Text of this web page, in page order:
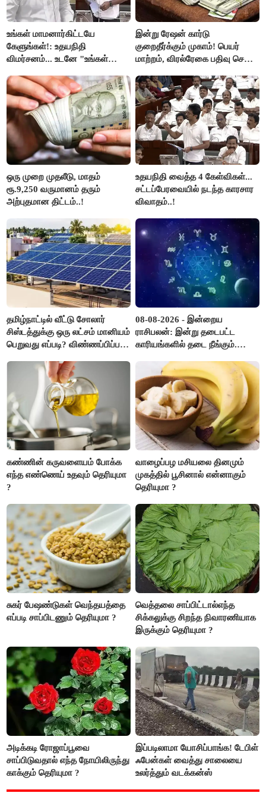
உங்கள் மாமனார்கிட்டயே
கேளுங்கள்!: உதயநிதி
விமர்சனம்... உடனே "உங்கள்
ஆதவ் அர்ஜுனா பதிலடி!
இன்று ரேஷன் கார்டு
குறைதீர்க்கும் முகாம்! பெயர்
மாற்றம், விரல்ரேகை பதிவு செய்ய
ஒரு முறை முதலீடு, மாதம்
ரூ.9,250 வருமானம் தரும்
அற்புதமான திட்டம்..!
உதயநிதி வைத்த 4 கேள்விகள்...
சட்டப்பேரவையில் நடந்த காரசார
விவாதம்..!
தமிழ்நாட்டில் வீட்டு சோலார்
சிஸ்டத்துக்கு ஒரு லட்சம் மானியம்
பெறுவது எப்படி? விண்ணப்பிப்பது
08-08-2026 - இன்றைய
ராசிபலன்: இன்று தடைபட்ட
காரியங்களில் தடை நீங்கும்.
இருக்கும். ஆன்மீக எண்ணம்
அதிகரிக்கும்..!
கண்ணின் கருவளையம் போக்க
எந்த எண்ணெய் உதவும் தெரியுமா
?
வாழைப்பழ மசியலை தினமும்
முகத்தில் பூசினால் என்னாகும்
தெரியுமா ?
சுகர் பேஷண்டுகள் வெந்தயத்தை
எப்படி சாப்பிடணும் தெரியுமா ?
வெத்தலை சாப்பிட்டால்எந்த
சிக்கலுக்கு சிறந்த நிவாரணியாக
இருக்கும் தெரியுமா ?
அடிக்கடி ரோஜாப்பூவை
சாப்பிடுவதால் எந்த நோயிலிருந்து
காக்கும் தெரியுமா ?
இப்படிலாமா யோசிப்பாங்க! டேபிள்
ஃபேன்கள் வைத்து சாலையை
உலர்த்தும் வடக்கன்ஸ்